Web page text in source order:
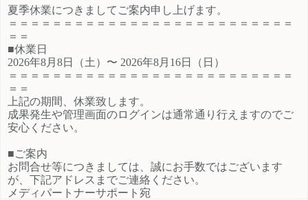
ィリエイター様は「お問い合わせは
こちら」からご連絡ください。
夏季休業につきましてご案内申し上げます。
＝＝＝＝＝＝＝＝＝＝＝＝＝＝＝＝＝＝＝＝＝＝＝＝＝＝
＝＝
■休業日
2026年8月8日（土）〜 2026年8月16日（日）
＝＝＝＝＝＝＝＝＝＝＝＝＝＝＝＝＝＝＝＝＝＝＝＝＝＝
＝＝
上記の期間、休業致します。
成果発生や管理画面のログインは通常通り行えますのでご
安心ください。
■ご案内
お問合せ等につきましては、誠にお手数ではございます
が、下記アドレスまでご連絡ください。
メディパートナーサポート宛